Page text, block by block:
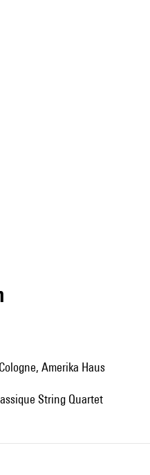
Amerika Haus
String Quartet